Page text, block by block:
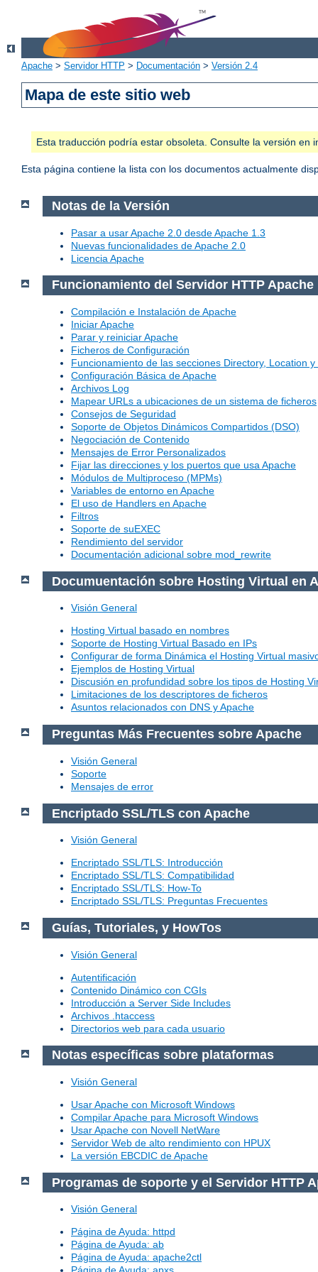
Apache > Servidor HTTP > Documentación > Versión 2.4
Mapa de este sitio web
Esta traducción podría estar obsoleta. Consulte la versión
Esta página contiene la lista con los documentos actualmente
Notas de la Versión
Pasar a usar Apache 2.0 desde Apache 1.3
Nuevas funcionalidades de Apache 2.0
Licencia Apache
Funcionamiento del Servidor HTTP Apache
Compilación e Instalación de Apache
Iniciar Apache
Parar y reiniciar Apache
Ficheros de Configuración
Funcionamiento de las secciones Directory, Location y
Configuración Básica de Apache
Archivos Log
Mapear URLs a ubicaciones de un sistema de ficheros
Consejos de Seguridad
Soporte de Objetos Dinámicos Compartidos (DSO)
Negociación de Contenido
Mensajes de Error Personalizados
Fijar las direcciones y los puertos que usa Apache
Módulos de Multiproceso (MPMs)
Variables de entorno en Apache
El uso de Handlers en Apache
Filtros
Soporte de suEXEC
Rendimiento del servidor
Documentación adicional sobre mod_rewrite
Documuentación sobre Hosting Virtual en
Visión General
Hosting Virtual basado en nombres
Soporte de Hosting Virtual Basado en IPs
Configurar de forma Dinámica el Hosting Virtual
Ejemplos de Hosting Virtual
Discusión en profundidad sobre los tipos de Hosting
Limitaciones de los descriptores de ficheros
Asuntos relacionados con DNS y Apache
Preguntas Más Frecuentes sobre Apache
Visión General
Soporte
Mensajes de error
Encriptado SSL/TLS con Apache
Visión General
Encriptado SSL/TLS: Introducción
Encriptado SSL/TLS: Compatibilidad
Encriptado SSL/TLS: How-To
Encriptado SSL/TLS: Preguntas Frecuentes
Guías, Tutoriales, y HowTos
Visión General
Autentificación
Contenido Dinámico con CGIs
Introducción a Server Side Includes
Archivos .htaccess
Directorios web para cada usuario
Notas específicas sobre plataformas
Visión General
Usar Apache con Microsoft Windows
Compilar Apache para Microsoft Windows
Usar Apache con Novell NetWare
Servidor Web de alto rendimiento con HPUX
La versión EBCDIC de Apache
Programas de soporte y el Servidor HTTP
Visión General
Página de Ayuda: httpd
Página de Ayuda: ab
Página de Ayuda: apache2ctl